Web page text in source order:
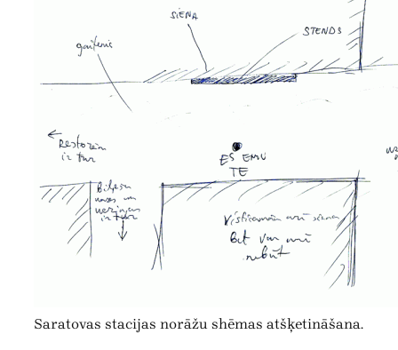
Saratovas stacijas norāžu shēmas atšķetināšana.